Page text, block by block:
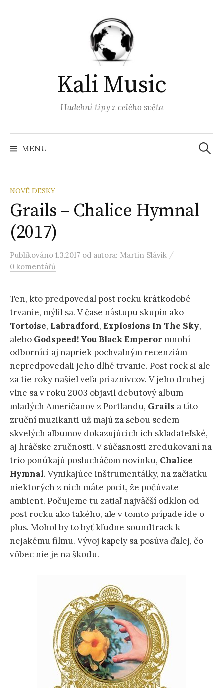
Kali Music
Hudební tipy z celého světa
MENU
NOVÉ DESKY
Grails – Chalice Hymnal
(2017)
Publikováno 1.3.2017 od autora: Martin Slávik /
0 komentářů
Ten, kto predpovedal post rocku krátkodobé
trvanie, mýlil sa. V čase nástupu skupín ako
Tortoise, Labradford, Explosions In The Sky,
alebo Godspeed! You Black Emperor mnohí
odborníci aj napriek pochvalným recenziám
nepredpovedali jeho dlhé trvanie. Post rock si ale
za tie roky našiel veľa priaznivcov. V jeho druhej
vlne sa v roku 2003 objavil debutový album
mladých Američanov z Portlandu, Grails a títo
zruční muzikanti už majú za sebou sedem
skvelých albumov dokazujúcich ich skladateľské,
aj hráčske zručnosti. V súčasnosti zredukovaní na
trio ponúkajú poslucháčom novinku, Chalice
Hymnal. Vynikajúce inštrumentálky, na začiatku
niektorých z nich máte pocit, že počúvate
ambient. Počujeme tu zatiaľ najväčší odklon od
post rocku ako takého, ale v tomto prípade ide o
plus. Mohol by to byť kľudne soundtrack k
nejakému filmu. Vývoj kapely sa posúva ďalej, čo
vôbec nie je na škodu.